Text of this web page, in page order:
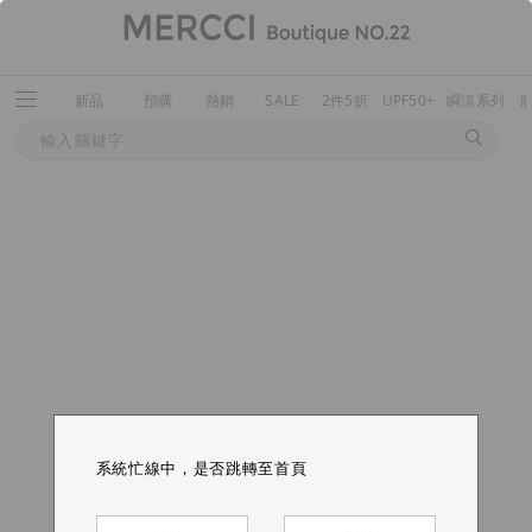
新品 預購 熱銷 SALE 2件5折 UPF50+ 瞬涼系列
系統忙線中，是否跳轉至首頁
系統忙線中，是否跳轉至首頁
系統忙線中，是否跳轉至首頁
系統忙線中，是否跳轉至首頁
系統忙線中，是否跳轉至首頁